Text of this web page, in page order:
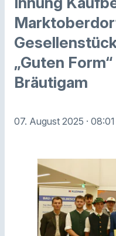
„Guten
Bräutigam
07. August 2025 ·